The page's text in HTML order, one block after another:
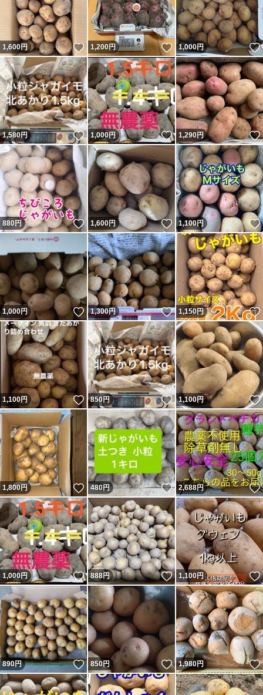
1,600円 いいね！
1,200円 いいね！
1,000円
1,580円 いいね！
1,000円 いいね！
1,290円
880円 いいね！
1,600円 いいね！
1,100円
1,000円 いいね！
1,300円 いいね！
1,150円
1,100円 いいね！
850円 いいね！
1,100円
1,800円 いいね！
480円 いいね！
2,688円
1,000円 いいね！
888円 いいね！
1,100円
890円 いいね！
850円 いいね！
1,980円